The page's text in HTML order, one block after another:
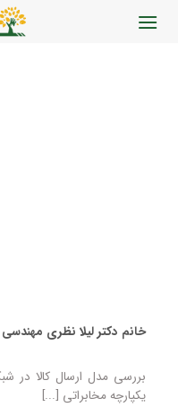
پرش
خانم دکتر لیلا نظری
بررسی مدل ارسال کالا در
یکپارچه مخابراتی [...]